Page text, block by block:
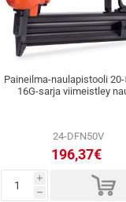
Paineilma-naulapistooli
16G-sarja viimeistley
24-DFN50V
196,37€
i
h d